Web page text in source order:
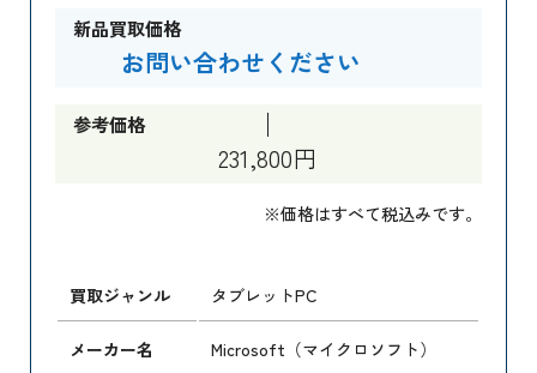
新品買取価格
お問い合わせください
参考価格
231,800円
※価格はすべて税込みです。
買取ジャンル タブレットPC
メーカー名 Microsoft（マイクロソフト）